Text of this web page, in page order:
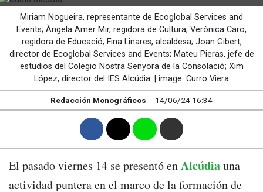
Miriam Nogueira, representante de Ecoglobal Services and
Events; Àngela Amer Mir, regidora de Cultura; Verónica Caro,
regidora de Educació; Fina Linares, alcaldesa; Joan Gibert,
director de Ecoglobal Services and Events; Mateu Pieras, jefe de
estudios del Colegio Nostra Senyora de la Consolació; Xim
López, director del IES Alcúdia. | image: Curro Viera
Redacción Monográficos 14/06/24 16:34
El pasado viernes 14 se presentó enAlcúdiauna
actividad puntera en el marco de la formación de